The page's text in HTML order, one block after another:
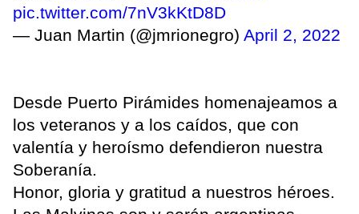
pic.twitter.com/7nV3kKtD8D
— Juan Martin (@jmrionegro) April 2, 2022
Desde Puerto Pirámides homenajeamos a
los veteranos y a los caídos, que con
valentía y heroísmo defendieron nuestra
Soberanía.
Honor, gloria y gratitud a nuestros héroes.